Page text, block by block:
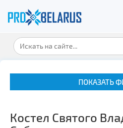
ПОКАЗАТЬ
Костел Святого